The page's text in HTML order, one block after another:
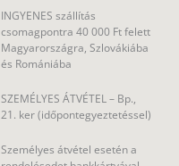
INGYENES szállítás
csomagpontra 40 000 Ft felett
Magyarországra, Szlovákiába
és Romániába
SZEMÉLYES ÁTVÉTEL – Bp.,
21. ker (időpontegyeztetéssel)
Személyes átvétel esetén a